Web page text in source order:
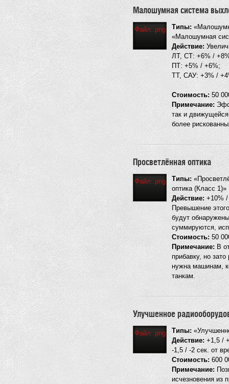
Малошумная система
Файл:.png Типы:
«Малошумная
Действие:
ЛТ, СТ: +6% /
ПТ: +5% / +6%;
ТТ, САУ: +3% /
Стоимость:50
Примечание:
так и
более
Просветлённая оптика
Файл:.png Типы:
оптика (Класс 1)»
Действие: +10% /
Превышение
будут
суммируются,
Стоимость: 50
Примечание: В
прибавку, но
нужна машинам,
танкам.
Улучшенное
Файл:.png Типы:
Действие:+1,5 /
-1,5 / -2 сек. от
Стоимость: 600
Примечание:
исчезновения из